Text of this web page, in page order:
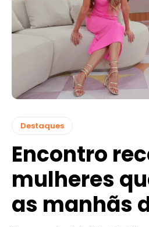
Destaques
Encontro
mulheres
as manhãs